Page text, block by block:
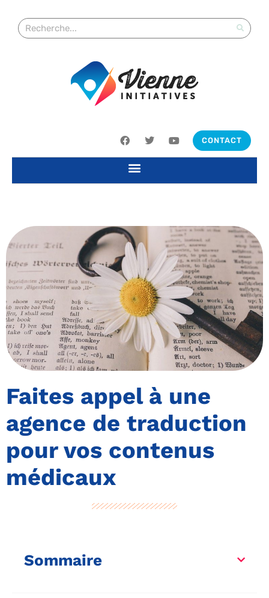
CONTACT
Faites appel à une
agence de traduction
pour vos contenus
médicaux
Sommaire